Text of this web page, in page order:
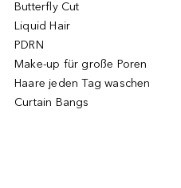
Butterfly Cut
Liquid Hair
PDRN
Make-up für große Poren
Haare jeden Tag waschen
Curtain Bangs